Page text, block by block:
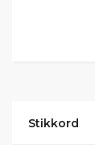
Stikkord